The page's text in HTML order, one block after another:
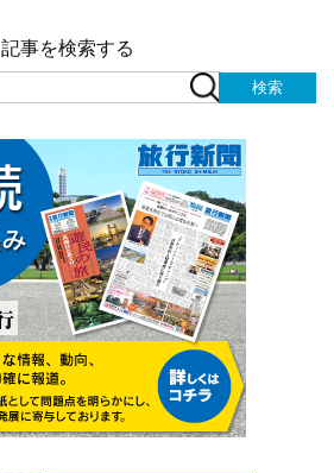
記事を検索する